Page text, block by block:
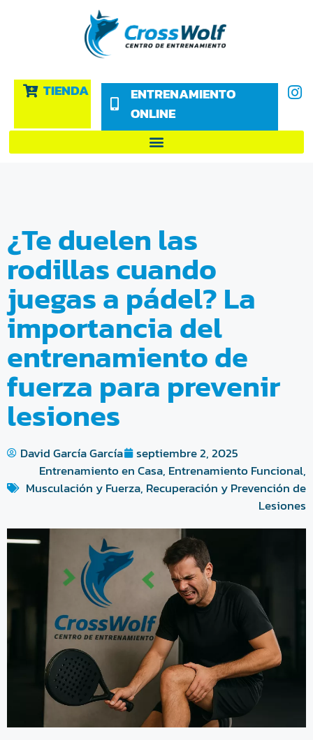
TIENDA
ENTRENAMIENTO
ONLINE
¿Te duelen las
rodillas cuando
juegas a pádel? La
importancia del
entrenamiento de
fuerza para prevenir
lesiones
David García García
septiembre 2, 2025
Entrenamiento en Casa, Entrenamiento Funcional,
Musculación y Fuerza, Recuperación y Prevención de
Lesiones